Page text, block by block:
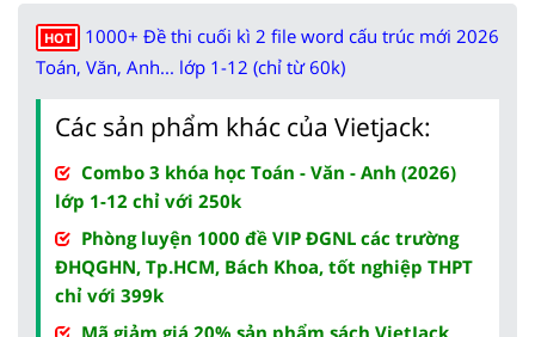
HOT
1000+ Đề thi cuối kì 2 file word cấu trúc mới 2026
Toán, Văn, Anh... lớp 1-12 (chỉ từ 60k)
Các sản phẩm khác của Vietjack:
Combo 3 khóa học Toán - Văn - Anh (2026)
lớp 1-12 chỉ với 250k
Phòng luyện 1000 đề VIP ĐGNL các trường
ĐHQGHN, Tp.HCM, Bách Khoa, tốt nghiệp THPT
chỉ với 399k
Mã giảm giá 20% sản phẩm sách VietJack